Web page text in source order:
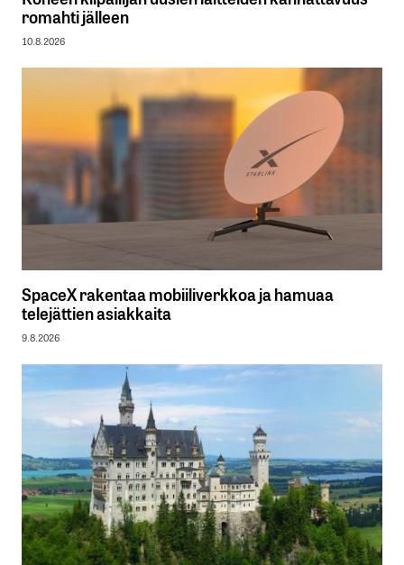
romahti jälleen
10.8.2026
SpaceX rakentaa mobiiliverkkoa ja hamuaa
telejättien asiakkaita
9.8.2026